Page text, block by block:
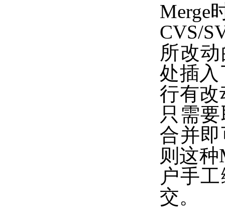
Merge
CVS/
所改
处插入
行有改
只需
合并
则这
户手
交。